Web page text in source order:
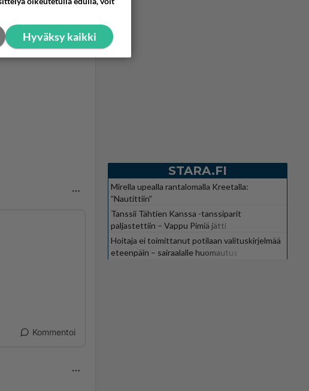
Kommentoi
STARA.FI
Mirella upealla rantalomalla Kreetalla:
”Nautittiin”
Tanssii Tähtien Kanssa -tanssiparit
paljastettiin – Vappu Pimiä jätti
suosikkiohjelman
Hoitaja ei toimittanut potilaan valituskirjelmää
eteenpäin – sairaalalle huomautus
Hyväksy kaikki